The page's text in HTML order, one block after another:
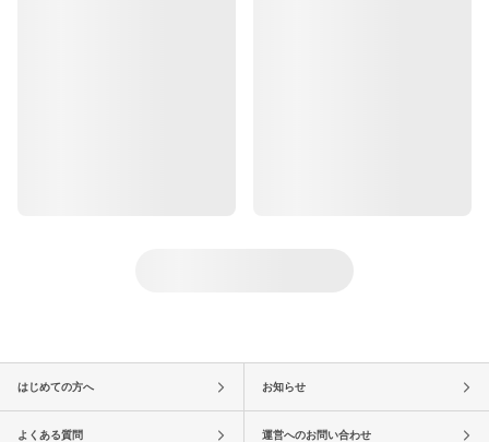
はじめての方へ お知らせ
よくある質問 運営へのお問い合わせ